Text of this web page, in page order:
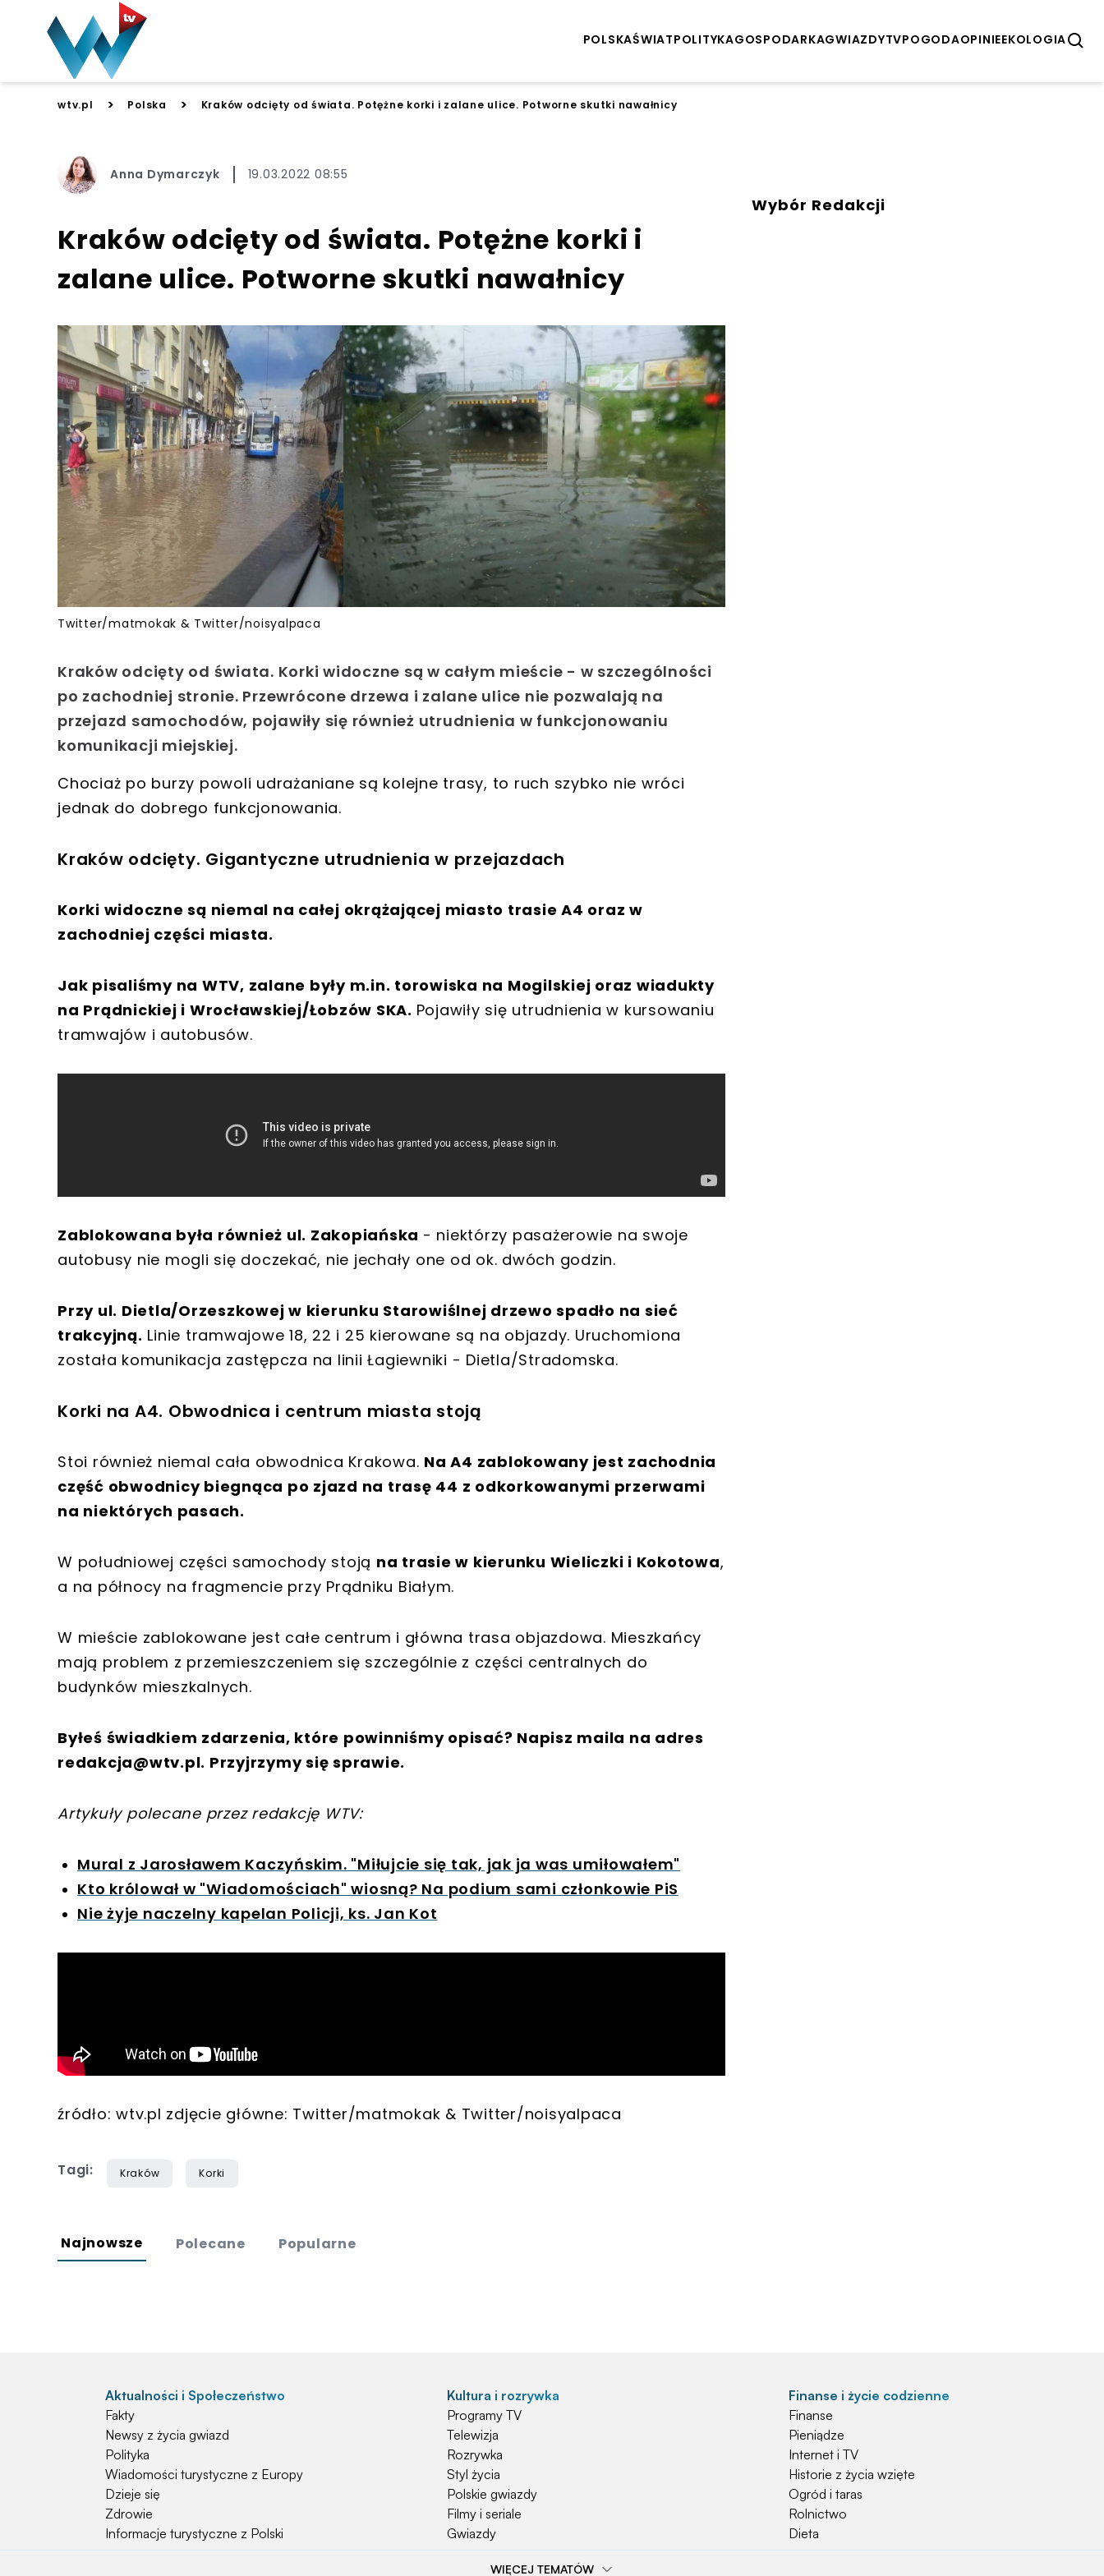
POLSKAŚWIATPOLITYKAGOSPODARKAGWIAZDYTVPOGODAOPINIEEKOLOGIA
wtv.pl > Polska > Kraków odcięty od świata. Potężne korki i zalane ulice. Potworne skutki nawałnicy
Anna Dymarczyk 19.03.2022 08:55
Kraków odcięty od świata. Potężne korki i
zalane ulice. Potworne skutki nawałnicy
Twitter/matmokak & Twitter/noisyalpaca
Kraków odcięty od świata. Korki widoczne są w całym mieście - w szczególności
po zachodniej stronie. Przewrócone drzewa i zalane ulice nie pozwalają na
przejazd samochodów, pojawiły się również utrudnienia w funkcjonowaniu
komunikacji miejskiej.
Chociaż po burzy powoli udrażaniane są kolejne trasy, to ruch szybko nie wróci
jednak do dobrego funkcjonowania.
Kraków odcięty. Gigantyczne utrudnienia w przejazdach
Korki widoczne są niemal na całej okrążającej miasto trasie A4 oraz w
zachodniej części miasta.
Jak pisaliśmy na WTV, zalane były m.in. torowiska na Mogilskiej oraz wiadukty
na Prądnickiej i Wrocławskiej/Łobzów SKA. Pojawiły się utrudnienia w kursowaniu
tramwajów i autobusów.
Zablokowana była również ul. Zakopiańska - niektórzy pasażerowie na swoje
autobusy nie mogli się doczekać, nie jechały one od ok. dwóch godzin.
Przy ul. Dietla/Orzeszkowej w kierunku Starowiślnej drzewo spadło na sieć
trakcyjną. Linie tramwajowe 18, 22 i 25 kierowane są na objazdy. Uruchomiona
została komunikacja zastępcza na linii Łagiewniki - Dietla/Stradomska.
Korki na A4. Obwodnica i centrum miasta stoją
Stoi również niemal cała obwodnica Krakowa. Na A4 zablokowany jest zachodnia
część obwodnicy biegnąca po zjazd na trasę 44 z odkorkowanymi przerwami
na niektórych pasach.
W południowej części samochody stoją na trasie w kierunku Wieliczki i Kokotowa,
a na północy na fragmencie przy Prądniku Białym.
W mieście zablokowane jest całe centrum i główna trasa objazdowa. Mieszkańcy
mają problem z przemieszczeniem się szczególnie z części centralnych do
budynków mieszkalnych.
Byłeś świadkiem zdarzenia, które powinniśmy opisać? Napisz maila na adres
redakcja@wtv.pl. Przyjrzymy się sprawie.
Artykuły polecane przez redakcję WTV:
Mural z Jarosławem Kaczyńskim. "Miłujcie się tak, jak ja was umiłowałem"
Kto królował w "Wiadomościach" wiosną? Na podium sami członkowie PiS
Nie żyje naczelny kapelan Policji, ks. Jan Kot
źródło: wtv.pl zdjęcie główne: Twitter/matmokak & Twitter/noisyalpaca
Tagi: Kraków Korki
Wybór Redakcji
Najnowsze Polecane Popularne
Aktualności i Społeczeństwo
Fakty
Newsy z życia gwiazd
Polityka
Wiadomości turystyczne z Europy
Dzieje się
Zdrowie
Informacje turystyczne z Polski
Kultura i rozrywka
Programy TV
Telewizja
Rozrywka
Styl życia
Polskie gwiazdy
Filmy i seriale
Gwiazdy
Finanse i życie codzienne
Finanse
Pieniądze
Internet i TV
Historie z życia wzięte
Ogród i taras
Rolnictwo
Dieta
WIĘCEJ TEMATÓW